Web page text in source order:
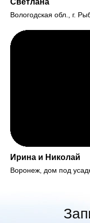
Светлана
Вологодская обл., г.
Ирина и Николай
Воронеж, дом под